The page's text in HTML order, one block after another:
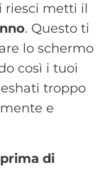
riesci metti il
. Questo ti
lo schermo
così i tuoi
troppo
e
di